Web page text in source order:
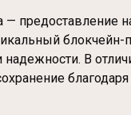
— предоставление
В